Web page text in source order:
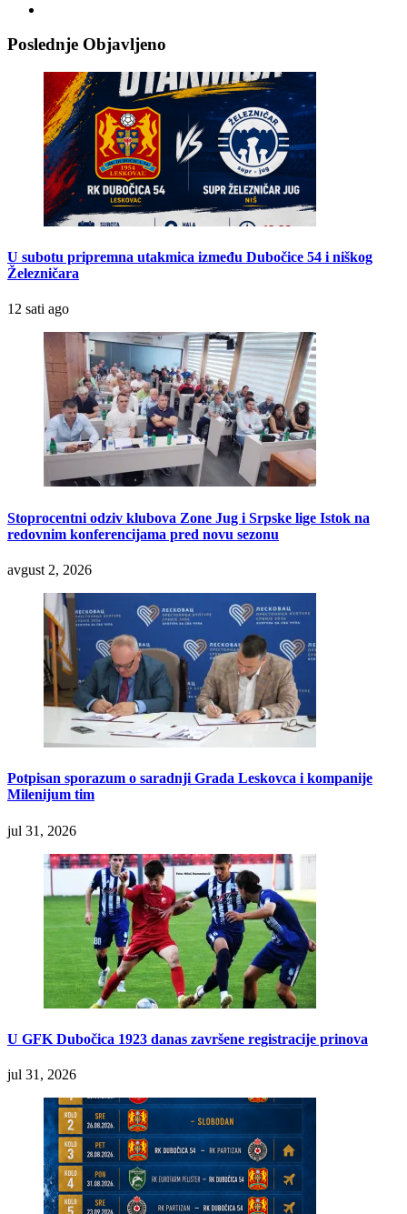
Poslednje Objavljeno
U subotu pripremna utakmica između Dubočice 54 i niškog
Železničara
12 sati ago
Stoprocentni odziv klubova Zone Jug i Srpske lige Istok na
redovnim konferencijama pred novu sezonu
avgust 2, 2026
Potpisan sporazum o saradnji Grada Leskovca i kompanije
Milenijum tim
jul 31, 2026
U GFK Dubočica 1923 danas završene registracije prinova
jul 31, 2026